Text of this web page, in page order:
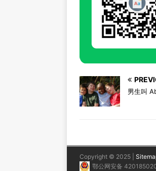
男生叫
Copyright © 2025 |
鄂公网安备